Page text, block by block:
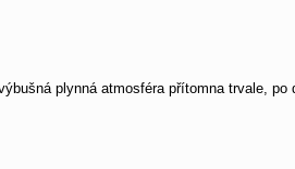
plynná atmosféra přítomna trvale, po